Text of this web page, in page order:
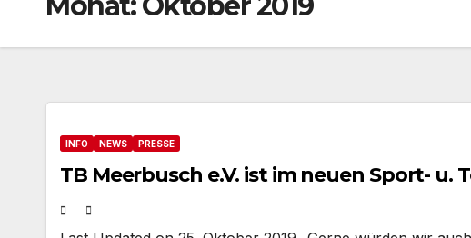
INFO NEWS PRESSE
TB Meerbusch e.V. ist im neuen Sport- u.